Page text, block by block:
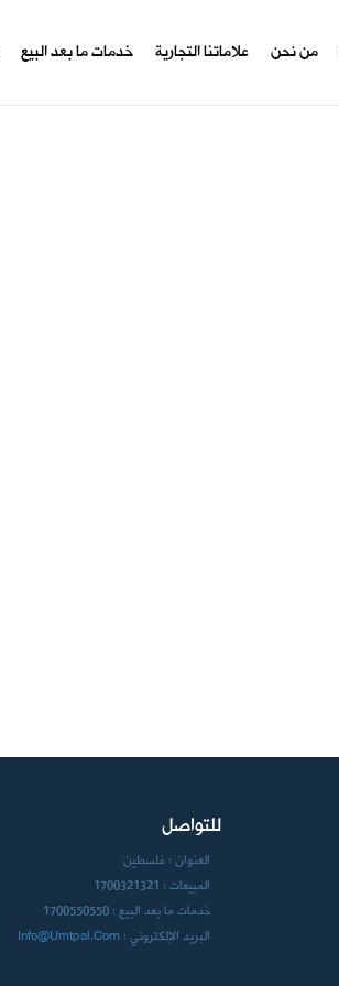
من نحن علاماتنا التجارية خدمات ما بعد البيع
للتواصل
العنوان : فلسطين
المبيعات : 1700321321
خدمات ما بعد البيع : 1700550550
البريد الإلكتروني : Info@umtpal.com